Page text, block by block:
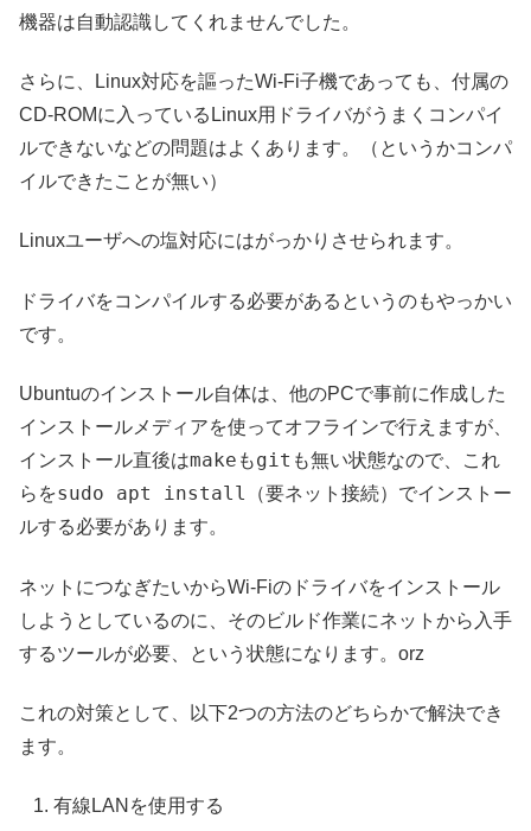
機器は自動認識してくれませんでした。
さらに、Linux対応を謳ったWi-Fi子機であっても、付属の
CD-ROMに入っているLinux用ドライバがうまくコンパイ
ルできないなどの問題はよくあります。（というかコンパ
イルできたことが無い）
Linuxユーザへの塩対応にはがっかりさせられます。
ドライバをコンパイルする必要があるというのもやっかい
です。
Ubuntuのインストール自体は、他のPCで事前に作成した
インストールメディアを使ってオフラインで行えますが、
インストール直後はmake もgit も無い状態なので、これ
らをsudo apt install
（要ネット接続）でインストー
ルする必要があります。
ネットにつなぎたいからWi-Fiのドライバをインストール
しようとしているのに、そのビルド作業にネットから入手
するツールが必要、という状態になります。orz
これの対策として、以下2つの方法のどちらかで解決でき
ます。
有線LANを使用する